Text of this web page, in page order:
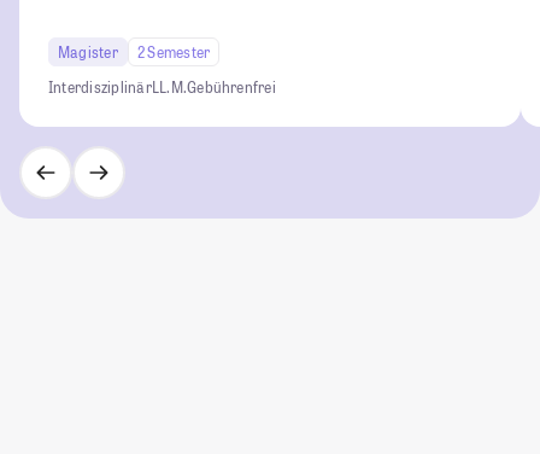
Magister
2 Semester
InterdisziplinärLL.M.Gebührenfrei